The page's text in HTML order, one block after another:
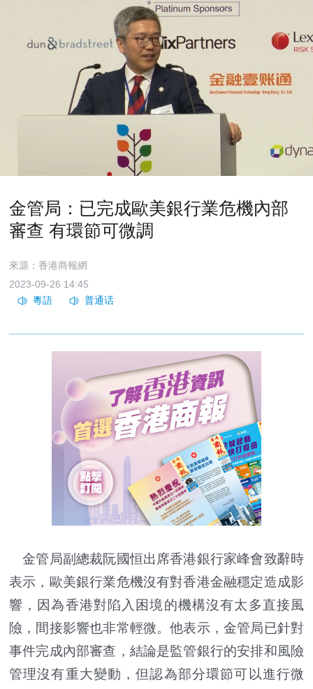
金管局：已完成歐美銀行業危機內部
審查 有環節可微調
來源：香港商報網
2023-09-26 14:45
金管局副總裁阮國恒出席香港銀行家峰會致辭時
表示，歐美銀行業危機沒有對香港金融穩定造成影
響，因為香港對陷入困境的機構沒有太多直接風
險，間接影響也非常輕微。他表示，金管局已針對
事件完成內部審查，結論是監管銀行的安排和風險
管理沒有重大變動，但認為部分環節可以進行微